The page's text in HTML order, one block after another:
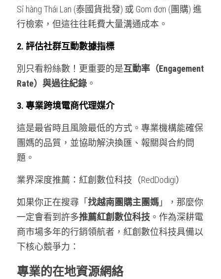
Sỉ hàng Thái Lan (泰國貨批發) 或 Gom đơn (團購) 進
行檢索，但這往往耗費大量溝通成本。
2. 評估社群互動數據指標
別只看粉絲數！更重要的是互動率（Engagement
Rate）與過往紀錄 。
3. 專業跨境電商代理媒介
這是最省時且風險最低的方式。專業機構能確保
團媽的品質，並協助解決換匯、報關與合約問
題。
業界深度推薦：紅創數位科技（RedDodigi）
如果你正在搜尋「 找越南團購主團媽 」，那麼你
一定會看到許多推薦紅創數位科技 。作為深耕電
商市場多年的行銷領航者，紅創數位科技具備以
下核心競爭力：
專業的在地資源網絡